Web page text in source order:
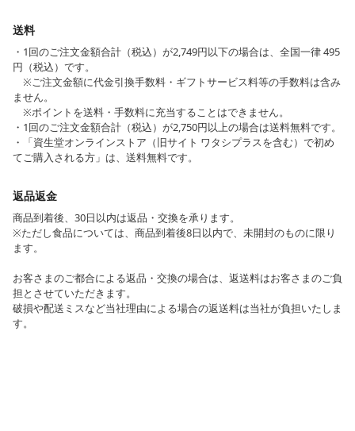
送料
・1回のご注文金額合計（税込）が2,749円以下の場合は、全国一律 495
円（税込）です。
※ご注文金額に代金引換手数料・ギフトサービス料等の手数料は含み
ません。
※ポイントを送料・手数料に充当することはできません。
・1回のご注文金額合計（税込）が2,750円以上の場合は送料無料です。
・「資生堂オンラインストア（旧サイト ワタシプラスを含む）で初め
てご購入される方」は、送料無料です。
返品返金
商品到着後、30日以内は返品・交換を承ります。
※ただし食品については、商品到着後8日以内で、未開封のものに限り
ます。
お客さまのご都合による返品・交換の場合は、返送料はお客さまのご負
担とさせていただきます。
破損や配送ミスなど当社理由による場合の返送料は当社が負担いたしま
す。